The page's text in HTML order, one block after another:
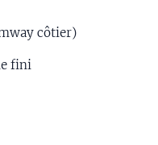
côtier)
fini